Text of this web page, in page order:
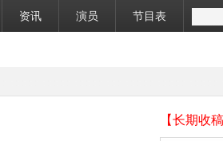
资讯 演员 节目表
【长期收